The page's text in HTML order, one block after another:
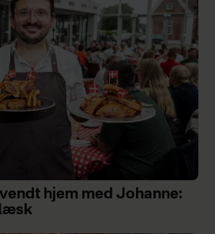
hjem med Johanne: